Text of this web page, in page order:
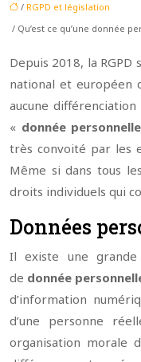
/ RGPD et législation
/ Qu’est ce qu’une donnée
Depuis 2018, la RGPD
national et européen
aucune
« donnée personnelle
très convoité par les
Même si dans tous
droits individuels qui
Données
Il existe une
de donnée
d’information
d’une personne
organisation morale